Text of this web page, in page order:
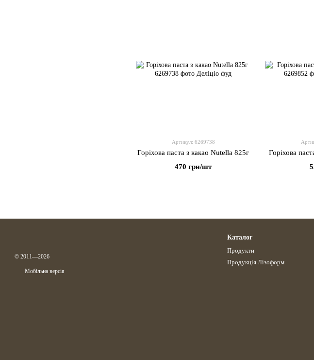
Артикул: 6269738
Горіхова паста з какао Nutella 825г
470 грн/шт
Горіхова
© 2011—2026
Мобільна версія
Каталог
Продукти
Продукція Лізоформ